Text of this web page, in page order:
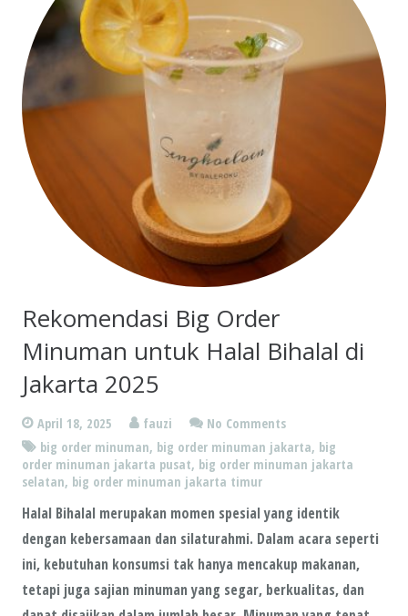
Rekomendasi Big Order
Minuman untuk Halal Bihalal di
Jakarta 2025
April 18, 2025 fauzi
No Comments
big order minuman, big order minuman jakarta, big
order minuman jakarta pusat, big order minuman jakarta
selatan, big order minuman jakarta timur
Halal Bihalal merupakan momen spesial yang identik
dengan kebersamaan dan silaturahmi. Dalam acara seperti
ini, kebutuhan konsumsi tak hanya mencakup makanan,
tetapi juga sajian minuman yang segar, berkualitas, dan